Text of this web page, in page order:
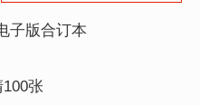
子版合订本
张